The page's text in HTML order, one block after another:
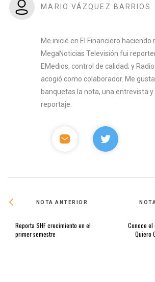
MARIO VÁZQUEZ BARRIOS
Me inicié en El Financiero haciendo
MegaNoticias Televisión fui
EMedios, control de calidad; y
acogió como colaborador. Me
banquetas la nota, una entrevista y
reportaje.
NOTA ANTERIOR
Reporta SHF crecimiento en el
primer semestre
Conoce el
Quiero